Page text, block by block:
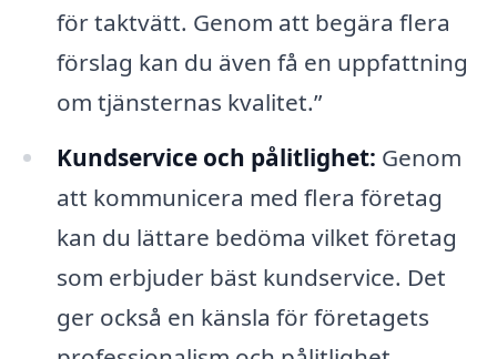
för taktvätt. Genom att begära flera
förslag kan du även få en uppfattning
om tjänsternas kvalitet.”
Kundservice och pålitlighet: Genom
att kommunicera med flera företag
kan du lättare bedöma vilket företag
som erbjuder bäst kundservice. Det
ger också en känsla för företagets